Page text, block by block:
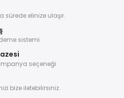
sürede elinize ulaşır.
sistemi
seçeneği
bize iletebilirsiniz.